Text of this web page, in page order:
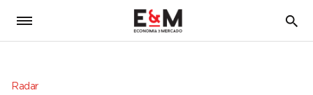
5
Radar